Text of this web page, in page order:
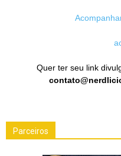
Quer ter seu link
Parceiros